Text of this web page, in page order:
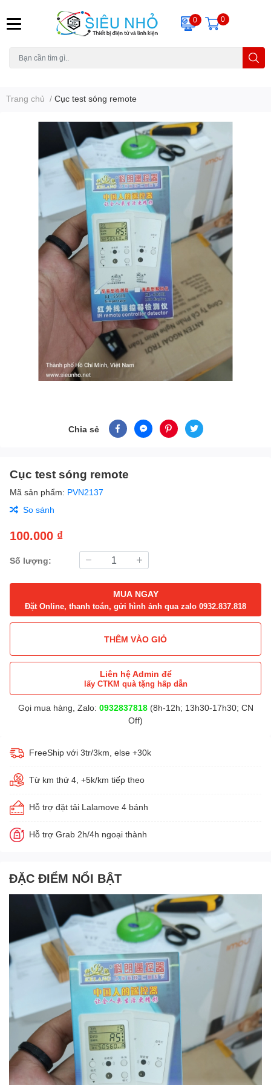
0 0
Trang chủ / Cục test sóng remote
Chia sẻ
Cục test sóng remote
Mã sản phẩm: PVN2137
So sánh
100.000 ₫
Số lượng:
MUA NGAY
Đặt Online, thanh toán, gửi hình ảnh qua zalo 0932.837.818
THÊM VÀO GIỎ
Liên hệ Admin để
lấy CTKM quà tặng hấp dẫn
Gọi mua hàng, Zalo: 0932837818(8h-12h; 13h30-17h30; CN
Off)
FreeShip với 3tr/3km, else +30k
Từ km thứ 4, +5k/km tiếp theo
Hỗ trợ đặt tải Lalamove 4 bánh
Hỗ trợ Grab 2h/4h ngoại thành
ĐẶC ĐIỂM NỔI BẬT